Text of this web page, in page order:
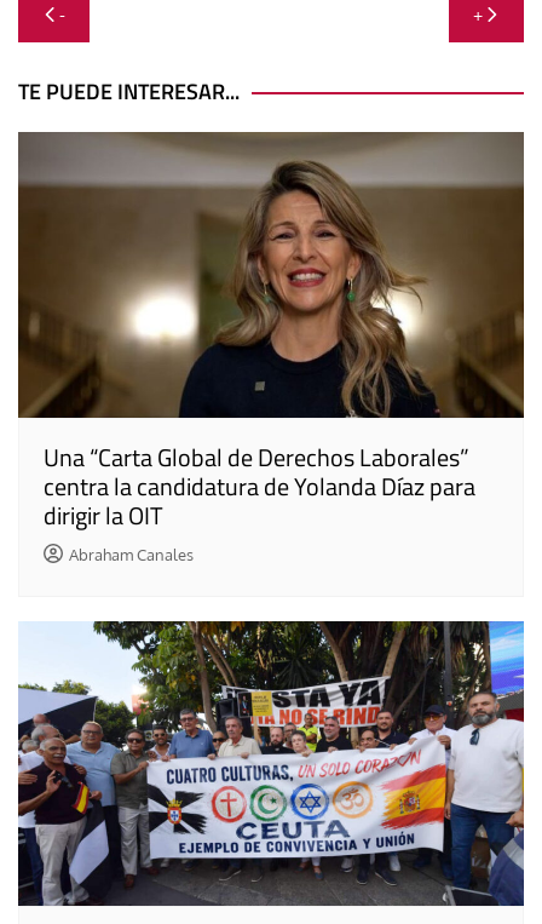
de
entradas
- +
TE PUEDE INTERESAR...
Una “Carta Global de Derechos Laborales”
centra la candidatura de Yolanda Díaz para
dirigir la OIT
Abraham Canales